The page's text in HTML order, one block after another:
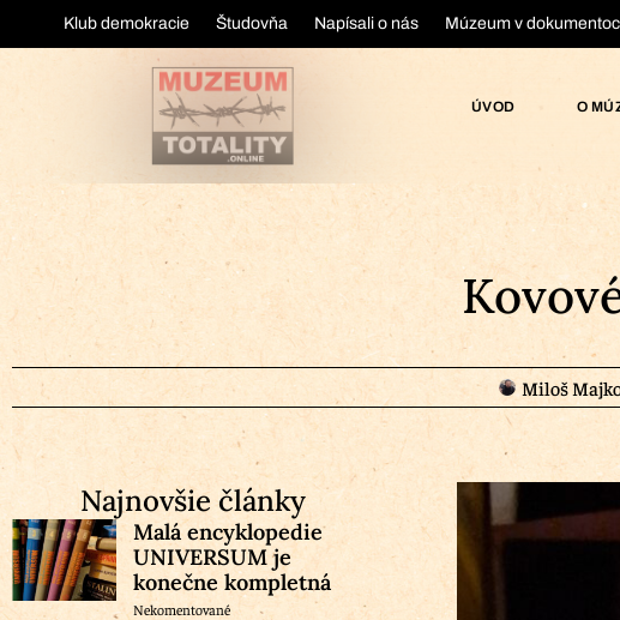
Klub demokracie Študovňa Napísali o nás Múzeum v
ÚVOD O
Miloš
Najnovšie články
Malá encyklopedie
UNIVERSUM je
konečne kompletná
Nekomentované